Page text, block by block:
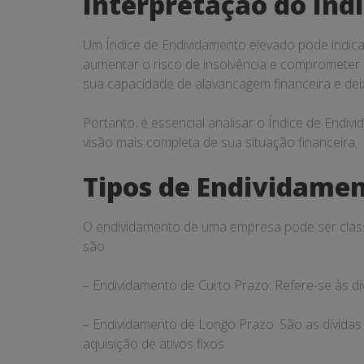
Um Índice de Endividamento elevado pode
aumentar o risco de insolvência e
sua capacidade de alavancagem financeira e
Portanto, é essencial analisar o Índice de
visão mais completa de sua situação financeira.
Tipos de
O endividamento de uma empresa pode ser
são:
– Endividamento de Curto Prazo: Refere-se às
– Endividamento de Longo Prazo: São as
aquisição de ativos fixos.